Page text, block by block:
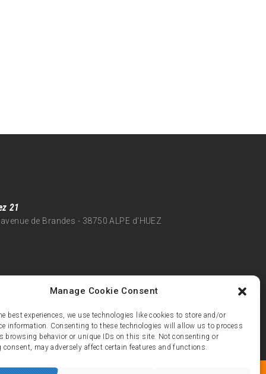
Manage Cookie Consent
best experiences, we use technologies like cookies to store and/or
information. Consenting to these technologies will allow us to process
browsing behavior or unique IDs on this site. Not consenting or
may adversely affect certain features and functions.
21
de Brandes - 38750 ALPE d'HUEZ